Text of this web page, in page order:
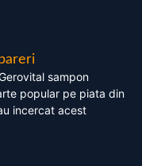
sampon
popular pe piata din
incercat acest